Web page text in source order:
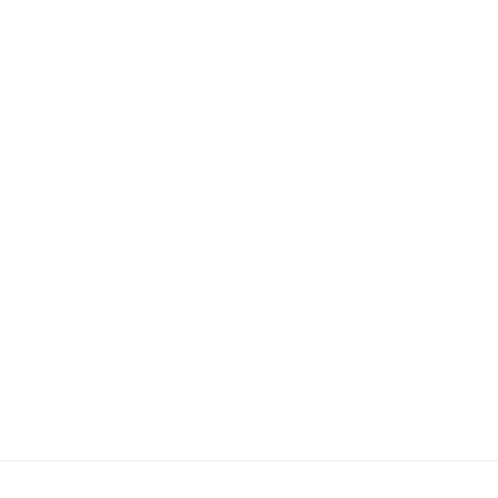
対戦相手にカードのテキストが説明が出来るよう日本語版の